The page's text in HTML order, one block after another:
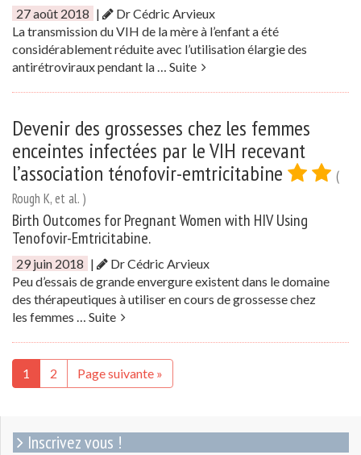
27 août 2018 |
Dr Cédric Arvieux
La transmission du VIH de la mère à l’enfant a été
considérablement réduite avec l’utilisation élargie des
antirétroviraux pendant la … Suite
Devenir des grossesses chez les femmes
enceintes infectées par le VIH recevant
l’association ténofovir-emtricitabine
(
Rough K, et al. )
Birth Outcomes for Pregnant Women with HIV Using
Tenofovir-Emtricitabine.
29 juin 2018 |
Dr Cédric Arvieux
Peu d’essais de grande envergure existent dans le domaine
des thérapeutiques à utiliser en cours de grossesse chez
les femmes … Suite
1 2 Page suivante »
Inscrivez vous !